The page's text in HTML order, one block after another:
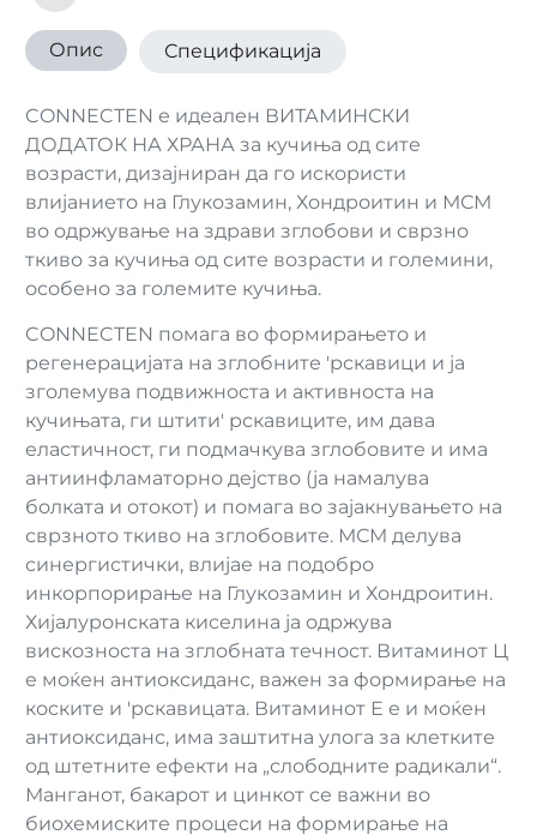
Опис Спецификација
CONNECTEN е идеален ВИТАМИНСКИ
ДОДАТОК НА ХРАНА за кучиња од сите
возрасти, дизајниран да го искористи
влијанието на Глукозамин, Хондроитин и МСМ
во одржување на здрави зглобови и сврзно
ткиво за кучиња од сите возрасти и големини,
особено за големите кучиња.
CONNECTEN помага во формирањето и
регенерацијата на зглобните 'рскавици и ја
зголемува подвижноста и активноста на
кучињата, ги штити' рскавиците, им дава
еластичност, ги подмачкува зглобовите и има
антиинфламаторно дејство (ја намалува
болката и отокот) и помага во зајакнувањето на
сврзното ткиво на зглобовите. МСМ делува
синергистички, влијае на подобро
инкорпорирање на Глукозамин и Хондроитин.
Хијалуронската киселина ја одржува
вискозноста на зглобната течност. Витаминот Ц
е моќен антиоксиданс, важен за формирање на
коските и 'рскавицата. Витаминот Е е и моќен
антиоксиданс, има заштитна улога за клетките
од штетните ефекти на „слободните радикали“.
Манганот, бакарот и цинкот се важни во
биохемиските процеси на формирање на